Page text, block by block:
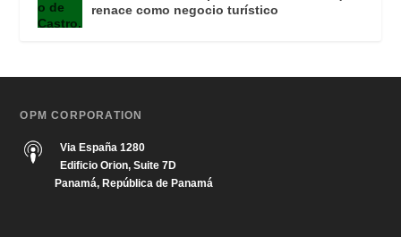
renace como negocio turístico
OPM CORPORATION
Via España 1280
Edificio Orion, Suite 7D
Panamá, República de Panamá